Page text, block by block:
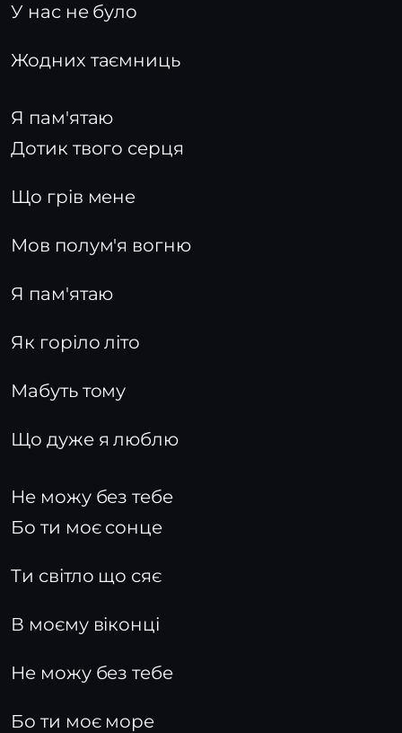
У нас не було
Жодних таємниць
Я пам'ятаю
Дотик твого серця
Що грів мене
Мов полум'я вогню
Я пам'ятаю
Як горіло літо
Мабуть тому
Що дуже я люблю
Не можу без тебе
Бо ти моє сонце
Ти світло що сяє
В моєму віконці
Не можу без тебе
Бо ти моє море